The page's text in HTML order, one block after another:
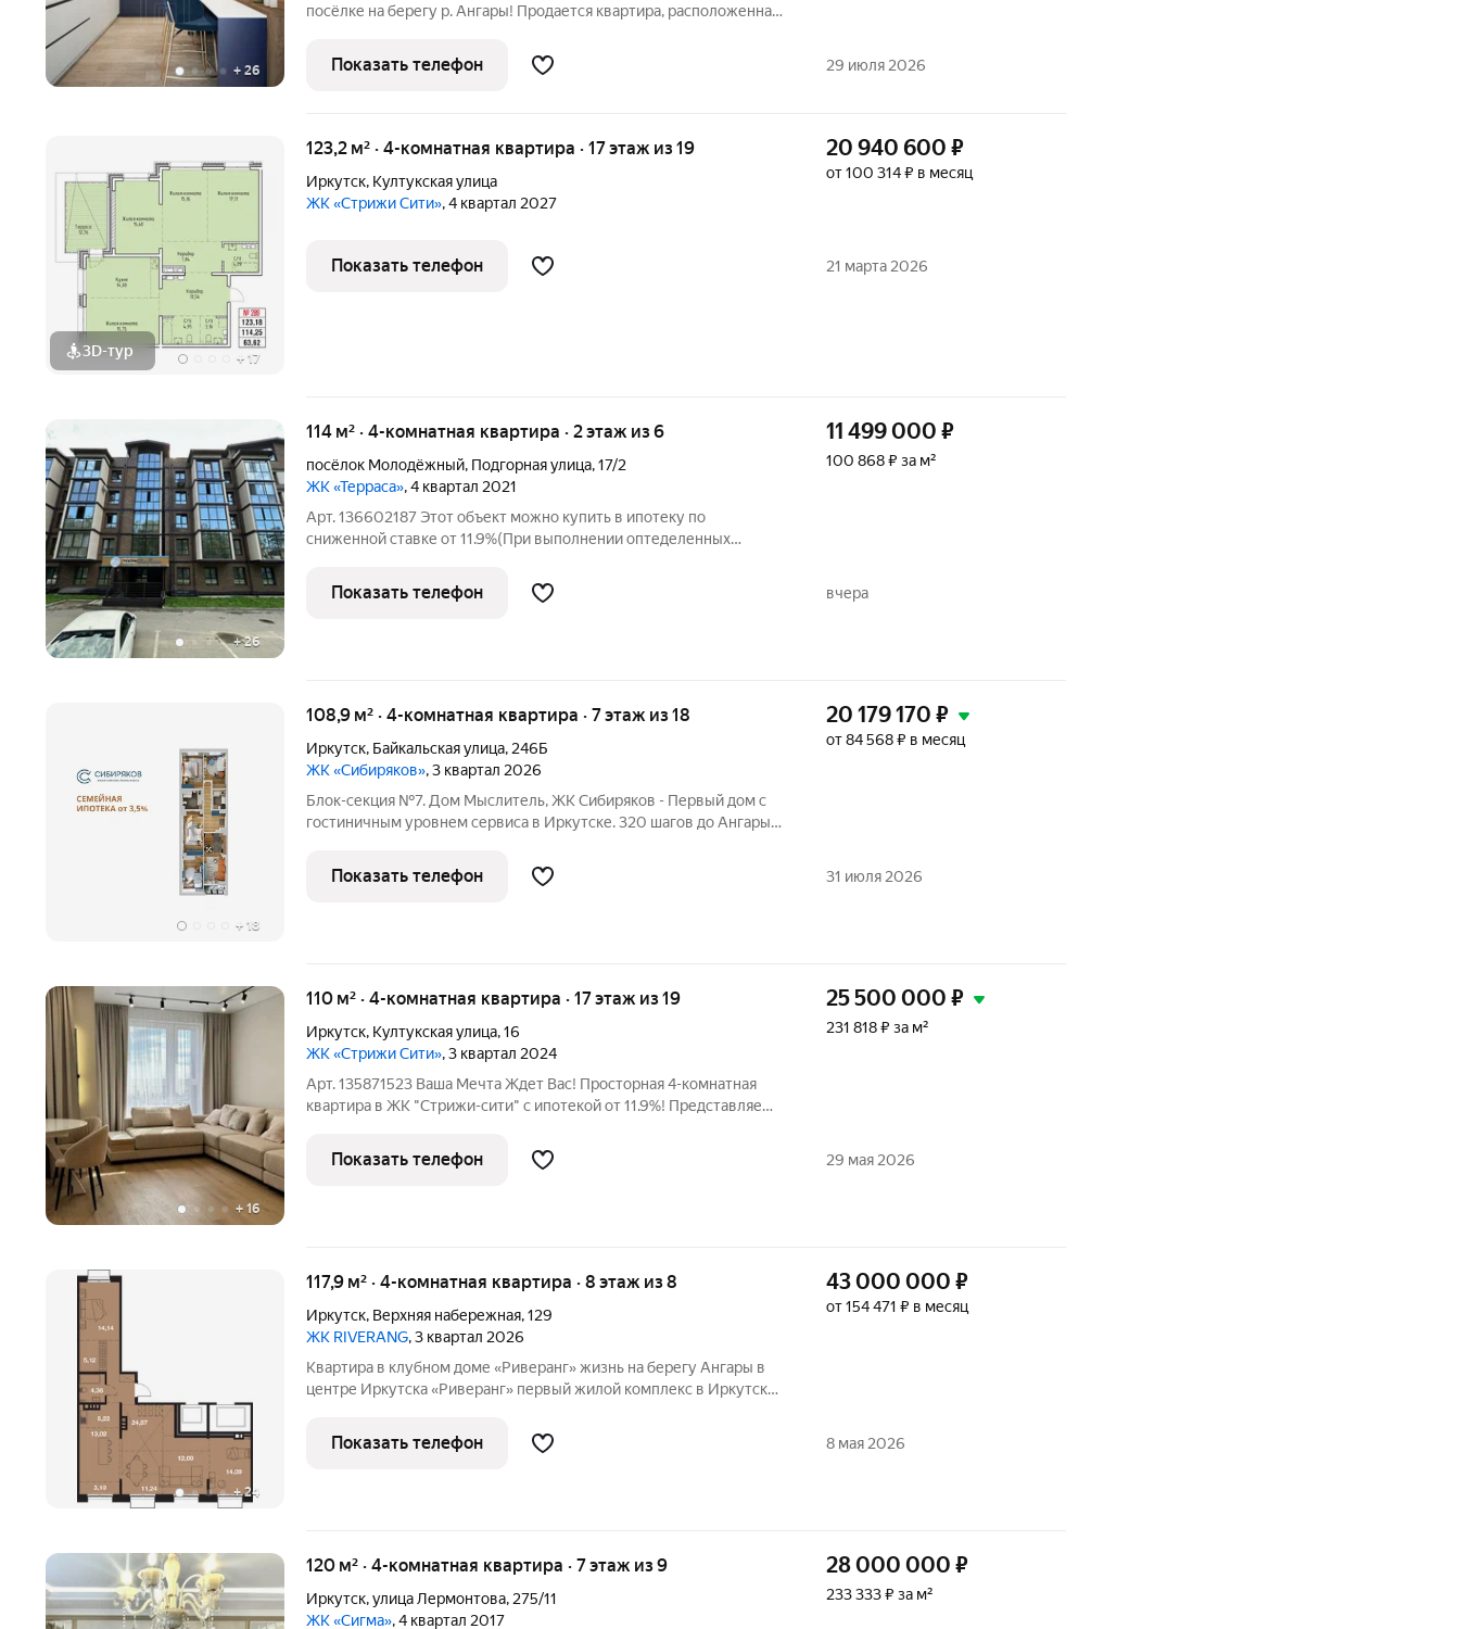
+ 26
посёлке на берегу р. Ангары! Продается квартира, расположенная
тракта! Достаточно просторная, общей площадью 147 квадратных
Показать телефон 29 июля 2026
3D-тур + 17
123,2 м² · 4-комнатная квартира · 17 этаж из 19
Иркутск, Култукская улица
ЖК «Стрижи Сити», 4 квартал 2027
20 940 600 ₽
от 100 314 ₽ в месяц
Показать телефон 21 марта 2026
+26
114 м² · 4-комнатная квартира · 2 этаж из 6
посёлок Молодёжный, Подгорная улица,17/2
ЖК «Терраса», 4 квартал 2021
Арт. 136602187 Этот объект можно купить в ипотеку по
сниженной ставке от 11.9%(При выполнении оптеделенных
четырехкомнатную квартиру в поселке Молодежный по улице
Подгорная 17/2 в ЖК Терраса,
11 499 000 ₽
100 868 ₽ за м²
Показать телефон вчера
+ 18
108,9 м² · 4-комнатная квартира · 7 этаж из 18
Иркутск, Байкальская улица, 246Б
ЖК «Сибиряков», 3 квартал 2026
Блок-секция №7. Дом Мыслитель, ЖК Сибиряков - Первый дом с
гостиничным уровнем сервиса в Иркутске. 320 шагов до Ангары.
Планировки площадью от 40 до 156 м2 Самые большие парадные
307 м2 с живой
20 179 170 ₽
от 84 568 ₽ в месяц
Показать телефон 31 июля 2026
+ 16
110 м² · 4-комнатная квартира · 17 этаж из 19
Иркутск, Култукская улица,16
ЖК «Стрижи Сити», 3 квартал 2024
Арт. 135871523 Ваша Мечта Ждет Вас! Просторная 4-комнатная
квартира в ЖК "Стрижи-сити" с ипотекой от 11.9%! Представляем
квартира на 17 этаже в престижном ЖК "Стрижи-сити"!
Полностью
25 500 000 ₽
231 818 ₽ за м²
Показать телефон 29 мая 2026
+24
117,9 м² · 4-комнатная квартира · 8 этаж из 8
Иркутск, Верхняя набережная,129
ЖК RIVERANG, 3 квартал 2026
Квартира в клубном доме «Риверанг» жизнь на берегу Ангары в
центре Иркутска «Риверанг» первый жилой комплекс в Иркутске,
река в 30 шагах от дома, вы просто начинаете жить иначе:
утренняя
43 000 000 ₽
от 154 471 ₽ в месяц
Показать телефон 8 мая 2026
120 м² · 4-комнатная квартира · 7 этаж из 9
Иркутск,улица Лермонтова, 275/11
ЖК «Сигма», 4 квартал 2017
28 000 000 ₽
233 333 ₽ за м²